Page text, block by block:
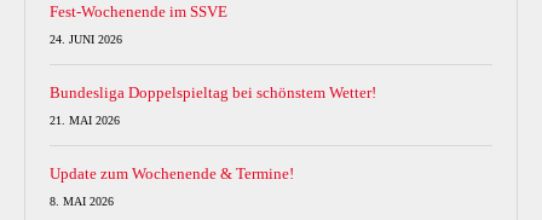
Fest-Wochenende im SSVE
24. JUNI 2026
Bundesliga Doppelspieltag bei schönstem Wetter!
21. MAI 2026
Update zum Wochenende & Termine!
8. MAI 2026